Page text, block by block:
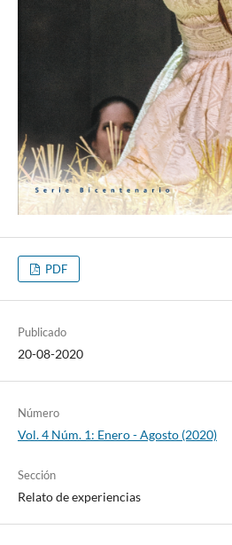
PDF
Publicado
20-08-2020
Número
Vol. 4 Núm. 1: Enero - Agosto (2020)
Sección
Relato de experiencias